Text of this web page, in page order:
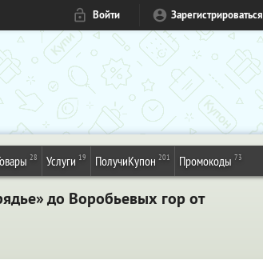
Войти Зарегистрироваться
28 Услуги 19 ПолучиКупон 201 Промокоды 73
до Воробьевых гор от